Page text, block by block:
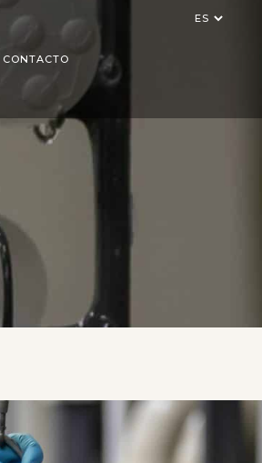
Elegir
CONTACTO